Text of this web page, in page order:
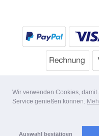
Wir verwenden Cookies, damit
Service genießen können.
Auswahl bestätigen
* Alle Preise
Copyright